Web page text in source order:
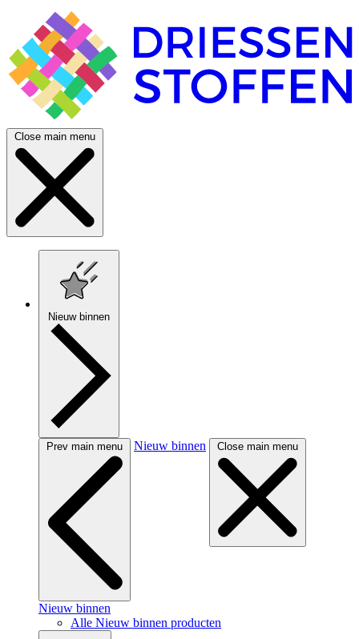
Close main menu
Nieuw binnen
Prev main menu Nieuw binnen Close main menu
Nieuw binnen
Alle Nieuw binnen producten